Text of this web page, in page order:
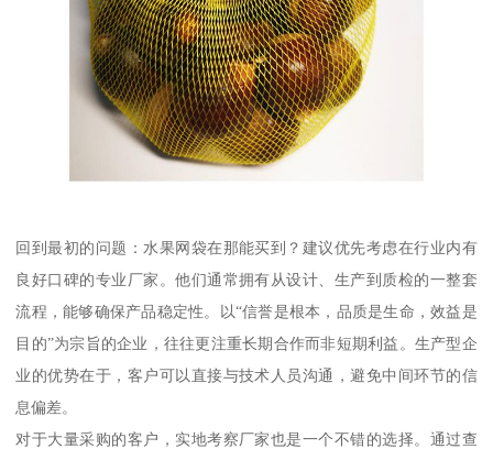
回到最初的问题：水果网袋在那能买到？建议优先考虑在行业内有
良好口碑的专业厂家。他们通常拥有从设计、生产到质检的一整套
流程，能够确保产品稳定性。以“信誉是根本，品质是生命，效益是
目的”为宗旨的企业，往往更注重长期合作而非短期利益。生产型企
业的优势在于，客户可以直接与技术人员沟通，避免中间环节的信
息偏差。
对于大量采购的客户，实地考察厂家也是一个不错的选择。通过查